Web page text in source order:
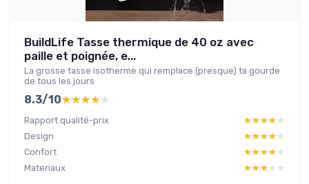
BuildLife Tasse thermique de 40 oz avec
paille et poignée, e...
La grosse tasse isotherme qui remplace (presque) ta gourde
de tous les jours
8.3/10★★★★★
★★★★★
Rapport qualité-prix ★★★★★
★★★★★
Design
★★★★★
★★★★★
Confort
★★★★★
★★★★★
Materiaux
★★★★★
★★★★★